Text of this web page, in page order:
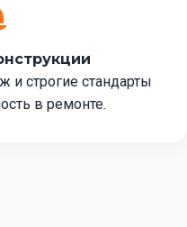
строгие стандарты
в ремонте.